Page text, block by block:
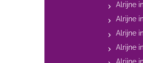
Alrijne
Alrijne
Alrijne
Alrijne